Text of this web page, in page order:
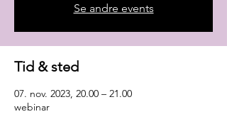
Se andre events
Tid & sted
07. nov. 2023, 20.00 – 21.00
webinar